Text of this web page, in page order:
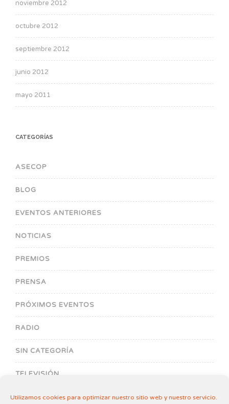
Utilizamos cookies para optimizar nuestro sitio web y nuestro servicio.
noviembre 2012
octubre 2012
septiembre 2012
junio 2012
mayo 2011
CATEGORÍAS
ASECOP
BLOG
EVENTOS ANTERIORES
NOTICIAS
PREMIOS
PRENSA
PRÓXIMOS EVENTOS
RADIO
SIN CATEGORÍA
TELEVISIÓN